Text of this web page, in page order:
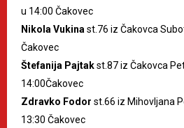
u 14:00 Čakovec
Nikola Vukinast.76 iz Čakovca
Čakovec
Štefanija Pajtakst.87 iz Čakovca
14:00Čakovec
Zdravko Fodor st.66 iz Mihovljana
13:30 Čakovec